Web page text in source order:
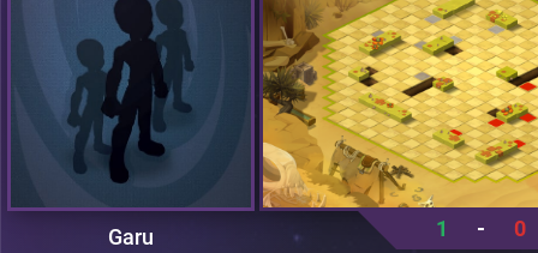
Garu 1 - 0